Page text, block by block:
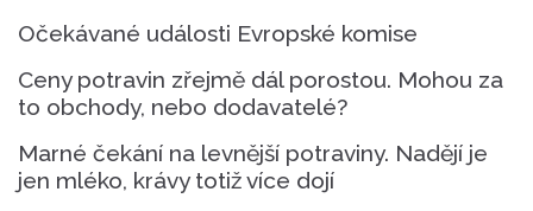
Očekávané události Evropské komise
Ceny potravin zřejmě dál porostou. Mohou za
to obchody, nebo dodavatelé?
Marné čekání na levnější potraviny. Nadějí je
jen mléko, krávy totiž více dojí